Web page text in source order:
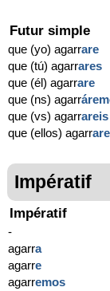
Futur simple
que (yo) agarrare
que (tú) agarrares
que (él) agarrare
que (ns) agarr
que (vs) agarrareis
que (ellos) agarr
Impératif
Impératif
-
agarra
agarre
agarremos